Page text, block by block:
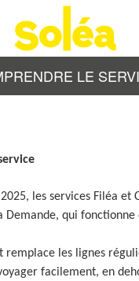
LE
les services Filéa et
Demande, qui
remplace les lignes
facilement, en